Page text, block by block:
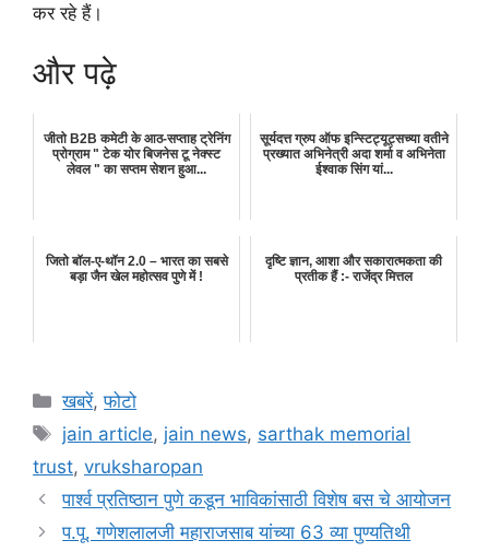
कर रहे हैं।
और पढ़े
जीतो B2B कमेटी के आठ-सप्ताह ट्रेनिंग
प्रोग्राम " टेक योर बिजनेस टू नेक्स्ट
लेवल " का सप्तम सेशन हुआ...
सूर्यदत्त ग्रुप ऑफ इन्स्टिट्यूट्सच्या वतीने
प्रख्यात अभिनेत्री अदा शर्मा व अभिनेता
ईश्वाक सिंग यां...
जितो बॉल-ए-थॉन 2.0 – भारत का सबसे
बड़ा जैन खेल महोत्सव पुणे में !
दृष्टि ज्ञान, आशा और सकारात्मकता की
प्रतीक हैं :- राजेंद्र मित्तल
Categories
खबरें,फोटो
Tags
jain article, jain news, sarthak memorial
trust, vruksharopan
पार्श्व प्रतिष्ठान पुणे कडून भाविकांसाठी विशेष बस चे आयोजन
प.पू. गणेशलालजी महाराजसाब यांच्या 63 व्या पुण्यतिथी